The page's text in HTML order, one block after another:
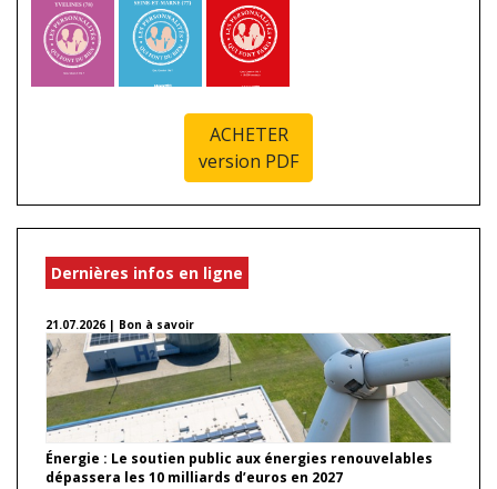
ACHETER
version PDF
Dernières infos en ligne
21.07.2026 | Bon à savoir
Énergie : Le soutien public aux énergies renouvelables
dépassera les 10 milliards d’euros en 2027